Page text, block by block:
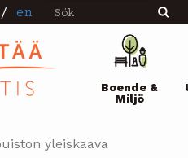
/ en Sök Sök
Boende &
Miljö
yleiskaava